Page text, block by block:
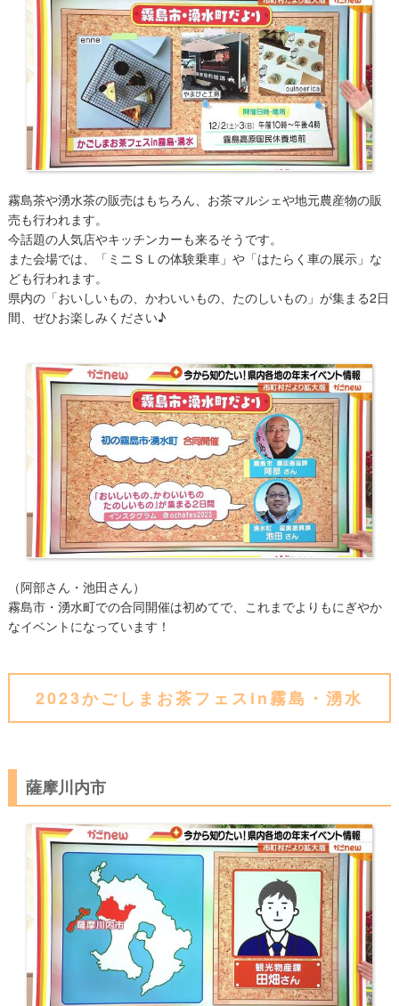
霧島茶や湧水茶の販売はもちろん、お茶マルシェや地元農産物の販
売も行われます。
今話題の人気店やキッチンカーも来るそうです。
また会場では、「ミニＳＬの体験乗車」や「はたらく車の展示」な
ども行われます。
県内の「おいしいもの、かわいいもの、たのしいもの」が集まる2日
間、ぜひお楽しみください♪
（阿部さん・池田さん）
霧島市・湧水町での合同開催は初めてで、これまでよりもにぎやか
なイベントになっています！
2023かごしまお茶フェスin霧島・湧水
薩摩川内市